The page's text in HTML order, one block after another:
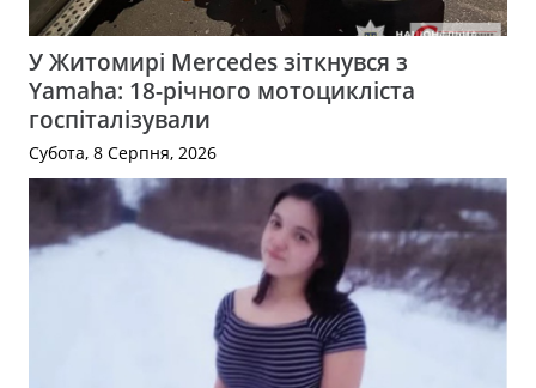
У Житомирі Mercedes зіткнувся з
Yamaha: 18-річного мотоцикліста
госпіталізували
Субота, 8 Серпня, 2026